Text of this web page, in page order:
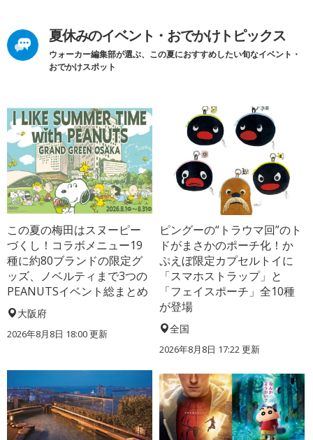
夏休みのイベント・おでかけトピックス
ウォーカー編集部が選ぶ、この夏におすすめしたい旬なイベント・
おでかけスポット
この夏の梅田はスヌーピー
づくし！コラボメニュー19
種に約80ブランドの限定グ
ッズ、ノベルティまで3つの
PEANUTSイベント総まとめ
大阪府
2026年8月8日 18:00更新
ピングーの“トラウマ回”のト
ドがまさかのポーチ化！か
ぷえぼ限定カプセルトイに
「スマホストラップ」と
「フェイスポーチ」全10種
が登場
全国
2026年8月8日 17:22更新